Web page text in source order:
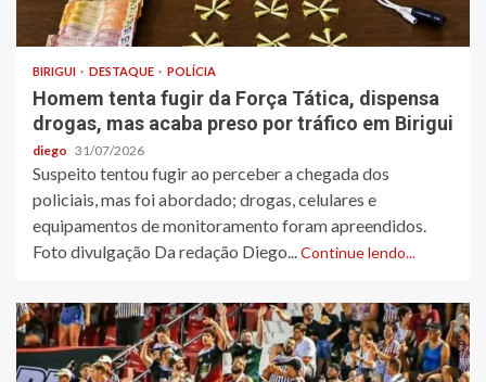
BIRIGUI DESTAQUE POLÍCIA
Homem tenta fugir da Força Tática, dispensa
drogas, mas acaba preso por tráfico em Birigui
diego 31/07/2026
Suspeito tentou fugir ao perceber a chegada dos
policiais, mas foi abordado; drogas, celulares e
equipamentos de monitoramento foram apreendidos.
Foto divulgação Da redação Diego...Continue lendo...